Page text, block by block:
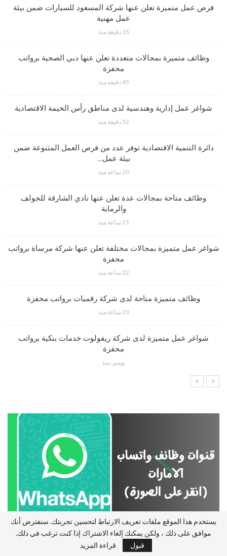
فرص عمل متميزة تعلن عنها شركة المسعود للسيارات ضمن بيئة
عمل مهنية
15 دقيقة منذ
وظائف متميزة بمجالات متعددة تعلن عنها دبي الصحية برواتب
محفزة
45 دقيقة منذ
شواغر عمل إدارية وهندسية لدى مناطق رأس الخيمة الاقتصادية
52 دقيقة منذ
دائرة التنمية الاقتصادية توفر عدد من فرص العمل المتنوعة ضمن
بيئة عمل…
20 ساعة منذ
وظائف متاحة بمجالات عدة تعلن عنها نادي الشارقة للجولف
والرماية
21 ساعة منذ
شواغر عمل متميزة بمجالات مختلفة تعلن عنها شركة مرساة برواتب
محفزة
22 ساعة منذ
وظائف متميزة متاحة لدى شركة رقميات برواتب محفزة
23 ساعة منذ
شواغر عمل متميزة لدى شركة ريفولوت خدمات بنكية برواتب
محفزة
يومين منذ
يستخدم هذا الموقع ملفات تعريف الارتباط لتحسين تجربتك. سنفترض أنك
موافق على ذلك ، ولكن يمكنك إلغاء الاشتراك إذا كنت ترغب في ذلك.
قبول
قراءة المزيد